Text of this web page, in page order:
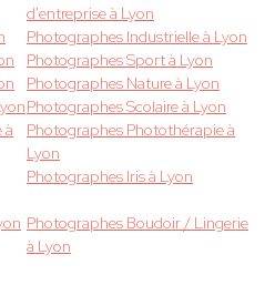
d'entreprise à Lyon
Photographes Industrielle à Lyon
Photographes Sport à Lyon
Photographes Nature à Lyon
Photographes Scolaire à Lyon
à
Photographes Photothérapie à
Lyon
Photographes Iris à Lyon
Photographes Boudoir / Lingerie
à Lyon